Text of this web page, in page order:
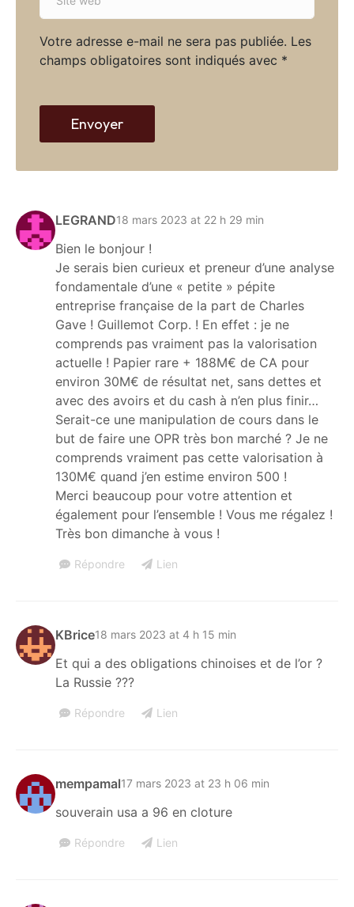
LEGRAND18 mars 2023 at 22 h 29 min
Bien le bonjour !
Je serais bien curieux et preneur d’une analyse
fondamentale d’une « petite » pépite
entreprise française de la part de Charles
Gave ! Guillemot Corp. ! En effet : je ne
comprends pas vraiment pas la valorisation
actuelle ! Papier rare + 188M€ de CA pour
environ 30M€ de résultat net, sans dettes et
avec des avoirs et du cash à n’en plus finir…
Serait-ce une manipulation de cours dans le
but de faire une OPR très bon marché ? Je ne
comprends vraiment pas cette valorisation à
130M€ quand j’en estime environ 500 !
Merci beaucoup pour votre attention et
également pour l’ensemble ! Vous me régalez !
Très bon dimanche à vous !
Répondre Lien
KBrice18 mars 2023 at 4 h 15 min
Et qui a des obligations chinoises et de l’or ?
La Russie ???
Répondre Lien
mempamal17 mars 2023 at 23 h 06 min
souverain usa a 96 en cloture
Répondre Lien
Votre adresse e-mail ne sera pas publiée. Les
champs obligatoires sont indiqués avec *
l
*
e
w
b
Envoyer